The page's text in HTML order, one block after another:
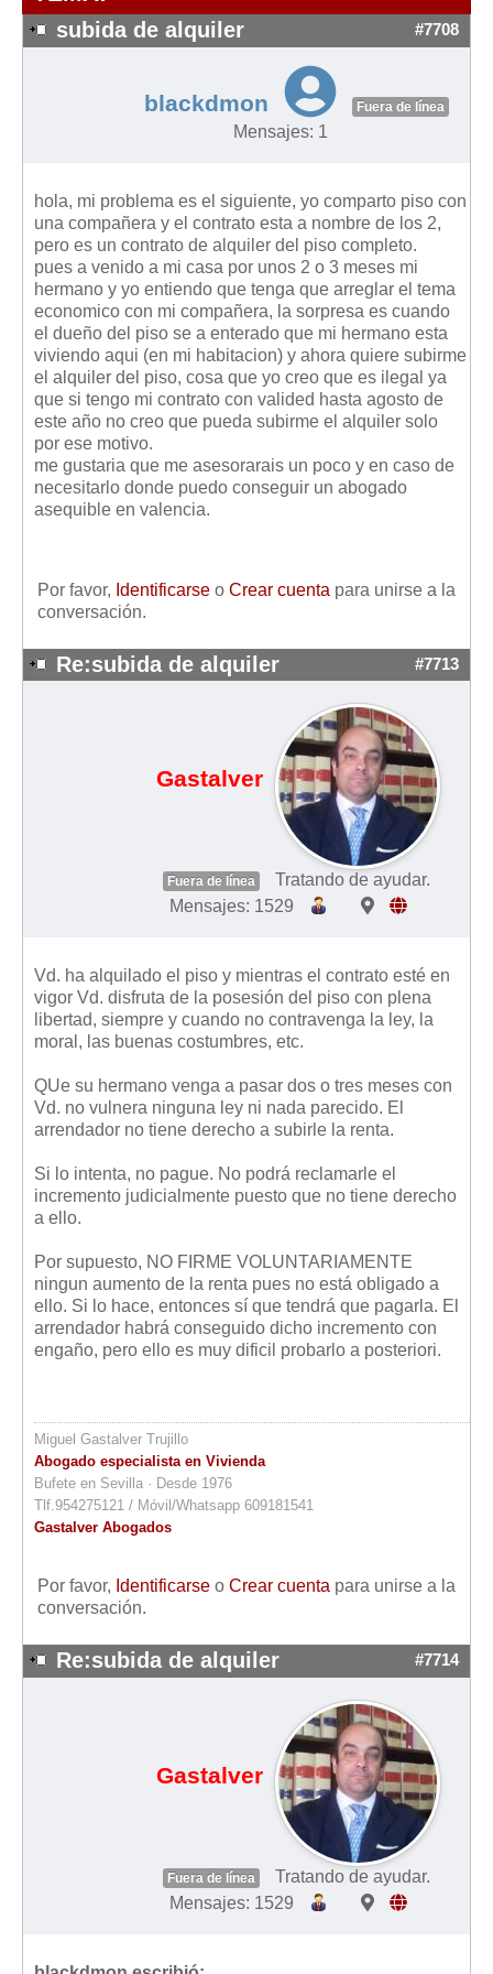
Requerimientos y comunicaciones
Formularios sobre Propiedad Horizontal
Modelos de Convocatoria de Junta de Propietarios
Modelos de Acta de Junta de Propietarios
Legislación
Legislación sobre Arrendamientos Urbanos
Legislación sobre la Comunidad de Propietarios
Legislación sobre Adquisición de Vivienda en Propiedad
Legislación de interés práctico
Diccionario
Entrar / Salir
Mis boletines
subida de alquiler #7708
blackdmon Fuera de línea
Mensajes: 1
hola, mi problema es el siguiente, yo comparto piso con
una compañera y el contrato esta a nombre de los 2,
pero es un contrato de alquiler del piso completo.
pues a venido a mi casa por unos 2 o 3 meses mi
hermano y yo entiendo que tenga que arreglar el tema
economico con mi compañera, la sorpresa es cuando
el dueño del piso se a enterado que mi hermano esta
viviendo aqui (en mi habitacion) y ahora quiere subirme
el alquiler del piso, cosa que yo creo que es ilegal ya
que si tengo mi contrato con valided hasta agosto de
este año no creo que pueda subirme el alquiler solo
por ese motivo.
me gustaria que me asesorarais un poco y en caso de
necesitarlo donde puedo conseguir un abogado
asequible en valencia.
Por favor, Identificarse o Crear cuenta para unirse a la
conversación.
Re:subida de alquiler #7713
Gastalver
Fuera de línea
Tratando de ayudar.
Mensajes: 1529
Vd. ha alquilado el piso y mientras el contrato esté en
vigor Vd. disfruta de la posesión del piso con plena
libertad, siempre y cuando no contravenga la ley, la
moral, las buenas costumbres, etc.
QUe su hermano venga a pasar dos o tres meses con
Vd. no vulnera ninguna ley ni nada parecido. El
arrendador no tiene derecho a subirle la renta.
Si lo intenta, no pague. No podrá reclamarle el
incremento judicialmente puesto que no tiene derecho
a ello.
Por supuesto, NO FIRME VOLUNTARIAMENTE
ningun aumento de la renta pues no está obligado a
ello. Si lo hace, entonces sí que tendrá que pagarla. El
arrendador habrá conseguido dicho incremento con
engaño, pero ello es muy dificil probarlo a posteriori.
Miguel Gastalver Trujillo
Abogado especialista en Vivienda
Bufete en Sevilla · Desde 1976
Tlf.954275121 / Móvil/Whatsapp 609181541
Gastalver Abogados
Por favor, Identificarse o Crear cuenta para unirse a la
conversación.
Re:subida de alquiler #7714
Gastalver
Fuera de línea
Tratando de ayudar.
Mensajes: 1529